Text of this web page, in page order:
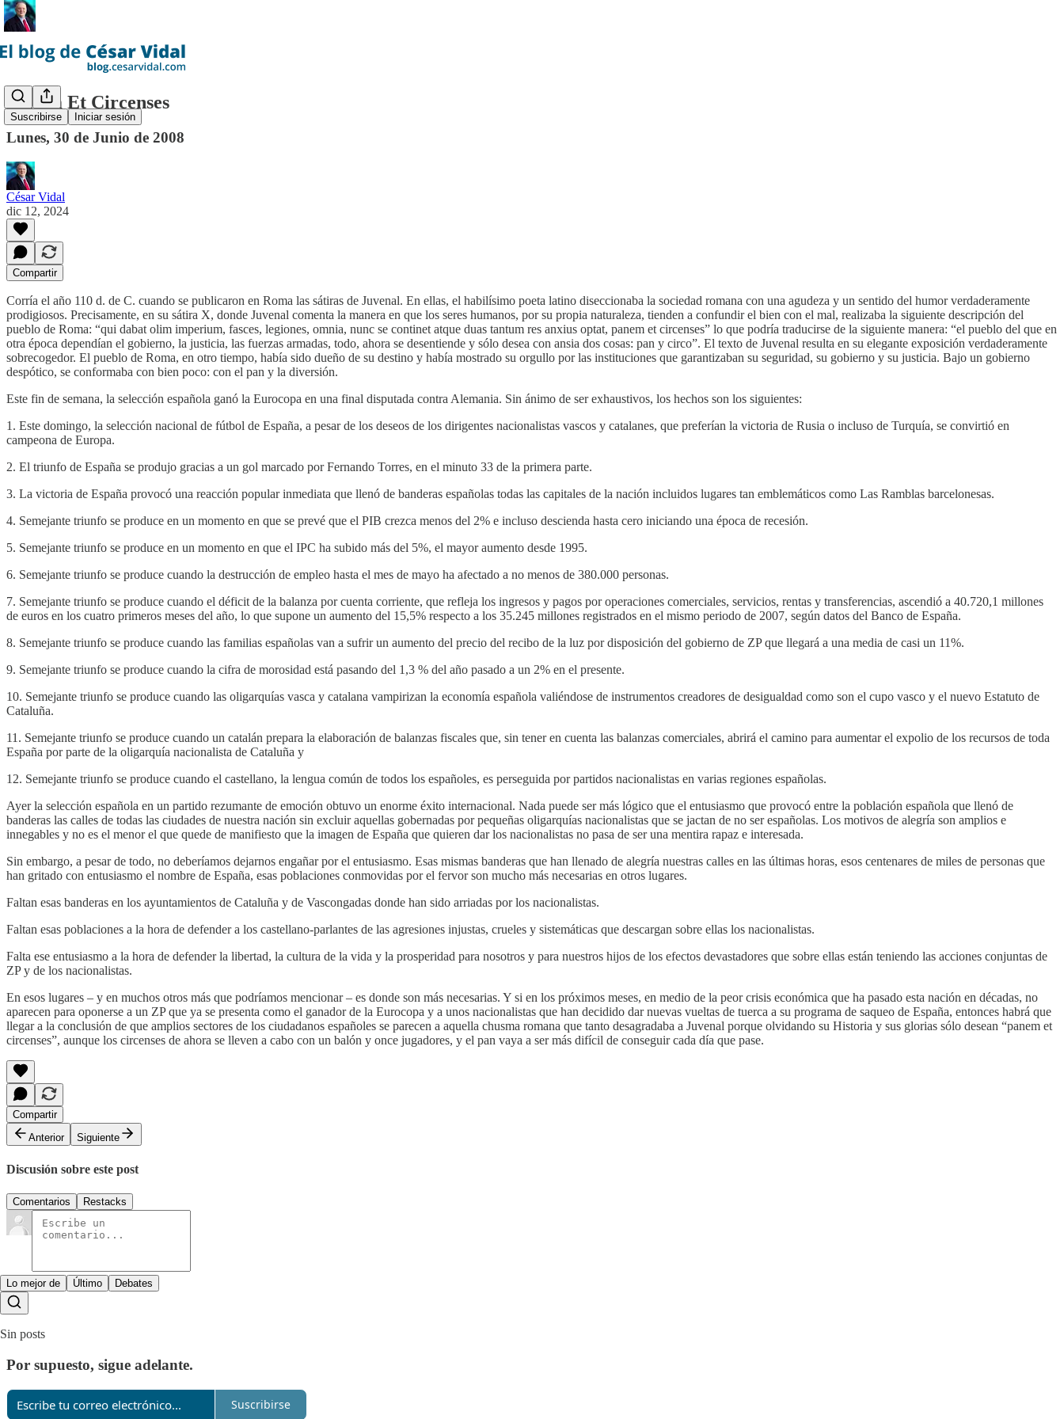
Suscribirse Iniciar sesión
Panem Et Circenses
Lunes, 30 de Junio de 2008
César Vidal
dic 12, 2024
Compartir
Corría el año 110 d. de C. cuando se publicaron en Roma las sátiras de Juvenal. En ellas, el habilísimo poeta latino diseccionaba la sociedad romana con una agudeza y un sentido del humor verdaderamente
prodigiosos. Precisamente, en su sátira X, donde Juvenal comenta la manera en que los seres humanos, por su propia naturaleza, tienden a confundir el bien con el mal, realizaba la siguiente descripción del
pueblo de Roma: “qui dabat olim imperium, fasces, legiones, omnia, nunc se continet atque duas tantum res anxius optat, panem et circenses” lo que podría traducirse de la siguiente manera: “el pueblo del que en
otra época dependían el gobierno, la justicia, las fuerzas armadas, todo, ahora se desentiende y sólo desea con ansia dos cosas: pan y circo”. El texto de Juvenal resulta en su elegante exposición verdaderamente
sobrecogedor. El pueblo de Roma, en otro tiempo, había sido dueño de su destino y había mostrado su orgullo por las instituciones que garantizaban su seguridad, su gobierno y su justicia. Bajo un gobierno
despótico, se conformaba con bien poco: con el pan y la diversión.
Este fin de semana, la selección española ganó la Eurocopa en una final disputada contra Alemania. Sin ánimo de ser exhaustivos, los hechos son los siguientes:
1. Este domingo, la selección nacional de fútbol de España, a pesar de los deseos de los dirigentes nacionalistas vascos y catalanes, que preferían la victoria de Rusia o incluso de Turquía, se convirtió en
campeona de Europa.
2. El triunfo de España se produjo gracias a un gol marcado por Fernando Torres, en el minuto 33 de la primera parte.
3. La victoria de España provocó una reacción popular inmediata que llenó de banderas españolas todas las capitales de la nación incluidos lugares tan emblemáticos como Las Ramblas barcelonesas.
4. Semejante triunfo se produce en un momento en que se prevé que el PIB crezca menos del 2% e incluso descienda hasta cero iniciando una época de recesión.
5. Semejante triunfo se produce en un momento en que el IPC ha subido más del 5%, el mayor aumento desde 1995.
6. Semejante triunfo se produce cuando la destrucción de empleo hasta el mes de mayo ha afectado a no menos de 380.000 personas.
7. Semejante triunfo se produce cuando el déficit de la balanza por cuenta corriente, que refleja los ingresos y pagos por operaciones comerciales, servicios, rentas y transferencias, ascendió a 40.720,1 millones
de euros en los cuatro primeros meses del año, lo que supone un aumento del 15,5% respecto a los 35.245 millones registrados en el mismo periodo de 2007, según datos del Banco de España.
8. Semejante triunfo se produce cuando las familias españolas van a sufrir un aumento del precio del recibo de la luz por disposición del gobierno de ZP que llegará a una media de casi un 11%.
9. Semejante triunfo se produce cuando la cifra de morosidad está pasando del 1,3 % del año pasado a un 2% en el presente.
10. Semejante triunfo se produce cuando las oligarquías vasca y catalana vampirizan la economía española valiéndose de instrumentos creadores de desigualdad como son el cupo vasco y el nuevo Estatuto de
Cataluña.
11. Semejante triunfo se produce cuando un catalán prepara la elaboración de balanzas fiscales que, sin tener en cuenta las balanzas comerciales, abrirá el camino para aumentar el expolio de los recursos de toda
España por parte de la oligarquía nacionalista de Cataluña y
12. Semejante triunfo se produce cuando el castellano, la lengua común de todos los españoles, es perseguida por partidos nacionalistas en varias regiones españolas.
Ayer la selección española en un partido rezumante de emoción obtuvo un enorme éxito internacional. Nada puede ser más lógico que el entusiasmo que provocó entre la población española que llenó de
banderas las calles de todas las ciudades de nuestra nación sin excluir aquellas gobernadas por pequeñas oligarquías nacionalistas que se jactan de no ser españolas. Los motivos de alegría son amplios e
innegables y no es el menor el que quede de manifiesto que la imagen de España que quieren dar los nacionalistas no pasa de ser una mentira rapaz e interesada.
Sin embargo, a pesar de todo, no deberíamos dejarnos engañar por el entusiasmo. Esas mismas banderas que han llenado de alegría nuestras calles en las últimas horas, esos centenares de miles de personas que
han gritado con entusiasmo el nombre de España, esas poblaciones conmovidas por el fervor son mucho más necesarias en otros lugares.
Faltan esas banderas en los ayuntamientos de Cataluña y de Vascongadas donde han sido arriadas por los nacionalistas.
Faltan esas poblaciones a la hora de defender a los castellano-parlantes de las agresiones injustas, crueles y sistemáticas que descargan sobre ellas los nacionalistas.
Falta ese entusiasmo a la hora de defender la libertad, la cultura de la vida y la prosperidad para nosotros y para nuestros hijos de los efectos devastadores que sobre ellas están teniendo las acciones conjuntas de
ZP y de los nacionalistas.
En esos lugares – y en muchos otros más que podríamos mencionar – es donde son más necesarias. Y si en los próximos meses, en medio de la peor crisis económica que ha pasado esta nación en décadas, no
aparecen para oponerse a un ZP que ya se presenta como el ganador de la Eurocopa y a unos nacionalistas que han decidido dar nuevas vueltas de tuerca a su programa de saqueo de España, entonces habrá que
llegar a la conclusión de que amplios sectores de los ciudadanos españoles se parecen a aquella chusma romana que tanto desagradaba a Juvenal porque olvidando su Historia y sus glorias sólo desean “panem et
circenses”, aunque los circenses de ahora se lleven a cabo con un balón y once jugadores, y el pan vaya a ser más difícil de conseguir cada día que pase.
Compartir
Anterior
Siguiente
Discusión sobre este post
Comentarios Restacks
Lo mejor de Último Debates
Sin posts
Por supuesto, sigue adelante.
Suscribirse